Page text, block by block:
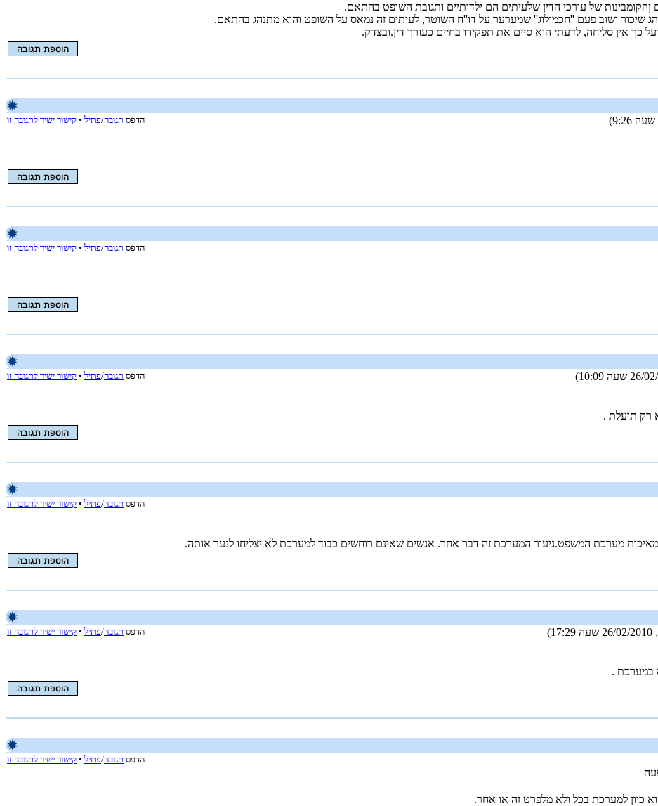
של עורכי הדין שלעיתים הם ילדותיים ותגובת השופט בהתאם.
שיכור ושוב פעם ''חכמולוג'' שמערער על דו''ח השוטר, לעיתים זה נמאס על השופט והוא מתנהג בהתאם.
אין סליחה, לדעתי הוא סיים את תפקידו בחיים כעורך דין.ובצדק.
הדפס תגובה/פתיל • קישור ישיר לתגובה זו
הדפס תגובה/פתיל • קישור ישיר לתגובה זו
הדפס תגובה/פתיל • קישור ישיר לתגובה זו
רק תועלת .
הדפס תגובה/פתיל • קישור ישיר לתגובה זו
מערכת המשפט.ניעור המערכת זה דבר אחר. אנשים שאינם רוחשים כבוד למערכת לא יצליחו לנער אותה.
הדפס תגובה/פתיל • קישור ישיר לתגובה זו
במערכת .
הדפס תגובה/פתיל • קישור ישיר לתגובה זו
כיון למערכת בכל ולא מלפרט זה או אחר.